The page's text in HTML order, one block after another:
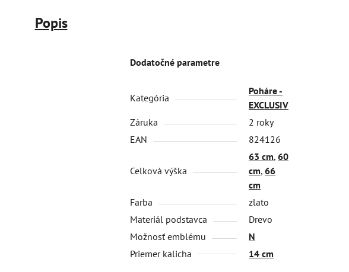
Popis
Dodatočné parametre
Kategória
Poháre -
EXCLUSIV
Záruka
2 roky
EAN
824126
Celková výška
63 cm,60
cm,66
cm
Farba
zlato
Materiál podstavca
Drevo
Možnosť emblému
N
Priemer kalicha
14 cm